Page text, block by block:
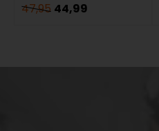
47,95 44,99